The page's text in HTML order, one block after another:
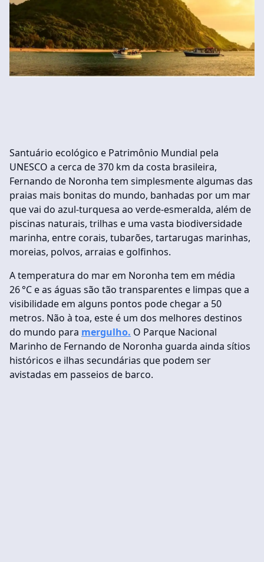
Santuário ecológico e Patrimônio Mundial pela
UNESCO a cerca de 370 km da costa brasileira,
Fernando de Noronha tem simplesmente algumas das
praias mais bonitas do mundo, banhadas por um mar
que vai do azul-turquesa ao verde-esmeralda, além de
piscinas naturais, trilhas e uma vasta biodiversidade
marinha, entre corais, tubarões, tartarugas marinhas,
moreias, polvos, arraias e golfinhos.
A temperatura do mar em Noronha tem em média
26 °C e as águas são tão transparentes e limpas que a
visibilidade em alguns pontos pode chegar a 50
metros. Não à toa, este é um dos melhores destinos
do mundo para mergulho. O Parque Nacional
Marinho de Fernando de Noronha guarda ainda sítios
históricos e ilhas secundárias que podem ser
avistadas em passeios de barco.